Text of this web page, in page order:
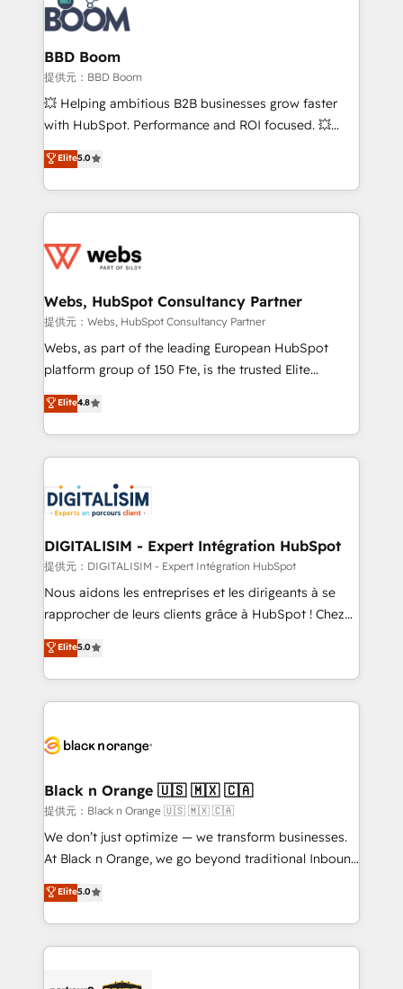
cumulées
Seamless CRM, CMS, and automation setup •
Complex platform migrations and data cleanups •
Custom APIs and third-party integrations 📈 End-to-
End Revenue Acceleration • Lifecycle marketing and
pipeline growth programs • Sales enablement tools
and CRM optimization • Retention strategies with
Execution • 750+ onboardings and 2,000+
implementations • Deep expertise across marketing,
BBD Boom
提供元：BBD Boom
💥 Helping ambitious B2B businesses grow faster
with HubSpot. Performance and ROI focused. 💥
BBD Boom is the HubSpot partner that can help you
to HubSpot Better. We work with your teams to
solve all your HubSpot challenges and improve user
adoption, sales process and marketing results.
the first time 🔧 Designing and optimising your
and build using HubSpot 🔌 Integrating HubSpot
with other systems 🎓 Training your teams to be
HubSpot pros 📊 Lead generation services using
HubSpot Why us? - SIX HubSpot Accreditations -
CRM, Solutions Architecture, Onboarding , Data
Migration, Custom Integration & Platform
team of 25+ experts Contact us today to help you
get more from your investment in HubSpot.
Elite5.0
Webs, HubSpot Consultancy Partner
提供元：Webs, HubSpot Consultancy Partner
Webs, as part of the leading European HubSpot
platform group of 150 Fte, is the trusted Elite
HubSpot CRM Partner offering you a roadmap on
maximizing EBITDA and achieving Commercial
Excellence. With our targeted processes, we
strengthen your digital transformation and minimize
Implementation partner, we provide expertise to
drive your business forward. Since 2015 we are fully
dedicated to HubSpot and with an experienced
team (50+), we work with reputable companies in
B2B sectors such as manufacturing, SaaS and
business services. We prepare a customized
impact of your digital transformation, including a
detailed financial rationale with a focus on ROI and
embark on a transformational journey that sets your
business up for long-term success. Unlock your
business. If not now, when?
Elite4.8
DIGITALISIM - Expert Intégration HubSpot
提供元：DIGITALISIM - Expert Intégration HubSpot
Nous aidons les entreprises et les dirigeants à se
rapprocher de leurs clients grâce à HubSpot ! Chez
DIGITALISIM, nous avons l'intime conviction que la
réussite des entreprises passe par l’innovation web,
le marketing digital, et la relation client ! C'est
pourquoi, nos experts sont à la fois capables de
référencement, votre stratégie digitale et le pilotage
projet HubSpot avec DIGITALISIM : 🧽 Nettoyage,
migration et intégration des bases de données. 🚀
Développement des interfaces avec vos logiciels
métiers ⚙️ Configuration de la plateforme HubSpot
Book Process & Guidelines utilisateurs 🎓
Formations des utilisateurs
Elite5.0
Black n Orange 🇺🇸 🇲🇽 🇨🇦
提供元：Black n Orange 🇺🇸 🇲🇽 🇨🇦
We don’t just optimize — we transform businesses.
At Black n Orange, we go beyond traditional Inbound
Marketing with our exclusive methodologies:
BOOMS and BOOST. Together, they form a powerful
combination that has driven success for over 800
businesses worldwide. As Elite HubSpot Partners, we
Elite5.0